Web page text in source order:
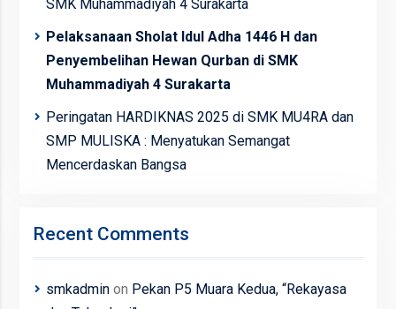
SMK Muhammadiyah 4 Surakarta
Pelaksanaan Sholat Idul Adha 1446 H dan
Penyembelihan Hewan Qurban di SMK
Muhammadiyah 4 Surakarta
Peringatan HARDIKNAS 2025 di SMK MU4RA dan
SMP MULISKA : Menyatukan Semangat
Mencerdaskan Bangsa
Recent Comments
smkadminon Pekan P5 Muara Kedua, “Rekayasa